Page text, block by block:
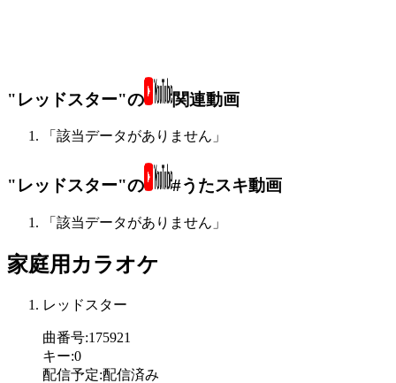
"レッドスター"の 関連動画
「該当データがありません」
"レッドスター"の #うたスキ動画
「該当データがありません」
家庭用カラオケ
レッドスター
曲番号:175921
キー:0
配信予定:配信済み